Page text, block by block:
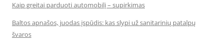
Kaip greitai parduoti automobilį – supirkimas
Baltos apnašos, juodas įspūdis: kas slypi už sanitarinių patalpų
švaros